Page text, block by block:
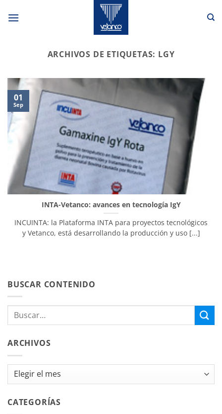
ARCHIVOS DE ETIQUETAS: LGY
INTA-Vetanco: avances en tecnología IgY
INCUINTA: la Plataforma INTA para proyectos tecnológicos
y Vetanco, está desarrollando la producción y uso [...]
01
Sep
BUSCAR CONTENIDO
ARCHIVOS
Archivos
CATEGORÍAS